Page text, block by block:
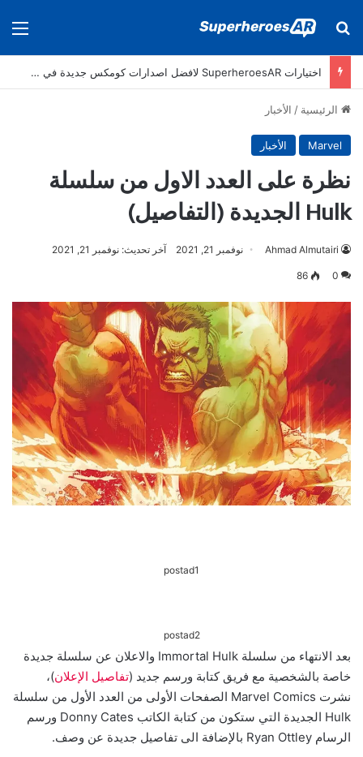
بحث عن
اختيارات SuperheroesAR لافضل اصدارات كومكس جديدة في سنة 2025
الرئيسية / الأخبار
Marvel الأخبار
نظرة على العدد الاول من سلسلة
Hulk الجديدة (التفاصيل)
Ahmad Almutairi نوفمبر 21, 2021 آخر تحديث: نوفمبر 21, 2021
0
86
postad1
postad2
بعد الانتهاء من سلسلة Immortal Hulk والاعلان عن سلسلة جديدة
خاصة بالشخصية مع فريق كتابة ورسم جديد (تفاصيل الإعلان)،
نشرت Marvel Comics الصفحات الأولى من العدد الأول من سلسلة
Hulk الجديدة التي ستكون من كتابة الكاتب Donny Cates ورسم
الرسام Ryan Ottley بالإضافة الى تفاصيل جديدة عن وصف.